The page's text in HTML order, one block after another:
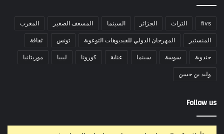
fivs التراث الجزائر السينما المسعف الصغير المغرب
المنستير المهرجان الدولي للفيديوهات التوعوية تونس ثقافة
جندوبة سوسة سينما عنابة كورونا ليبيا موريتانيا
وليد بن حسن
Follow us